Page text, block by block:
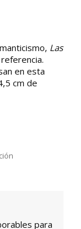
Las
en esta
cm de
para